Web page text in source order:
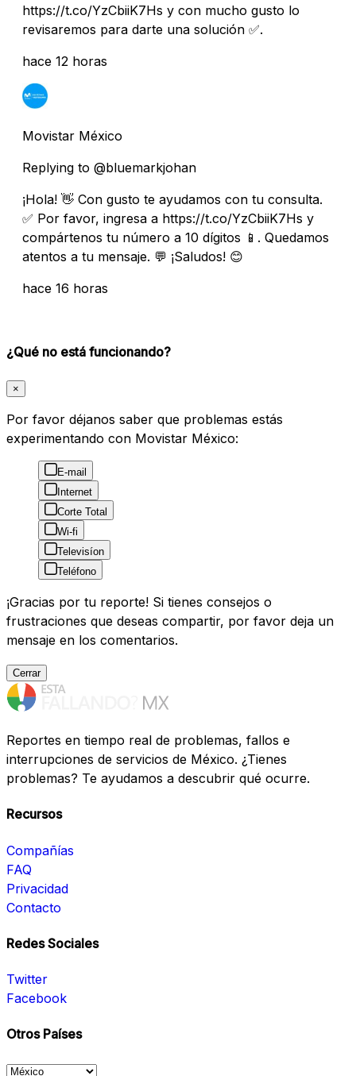
https://t.co/YzCbiiK7Hs y con mucho gusto lo
revisaremos para darte una solución ✅.
hace 12 horas
Movistar México
Replying to @bluemarkjohan
¡Hola! 👋 Con gusto te ayudamos con tu consulta.
✅ Por favor, ingresa a https://t.co/YzCbiiK7Hs y
compártenos tu número a 10 dígitos 📱. Quedamos
atentos a tu mensaje. 💬 ¡Saludos! 😊
hace 16 horas
¿Qué no está funcionando?
×
Por favor déjanos saber que problemas estás
experimentando con Movistar México:
E-mail
Internet
Corte Total
Wi-fi
Televisíon
Teléfono
¡Gracias por tu reporte! Si tienes consejos o
frustraciones que deseas compartir, por favor deja un
mensaje en los comentarios.
Cerrar
Reportes en tiempo real de problemas, fallos e
interrupciones de servicios de México. ¿Tienes
problemas? Te ayudamos a descubrir qué ocurre.
Recursos
Compañías
FAQ
Privacidad
Contacto
Redes Sociales
Twitter
Facebook
Otros Países